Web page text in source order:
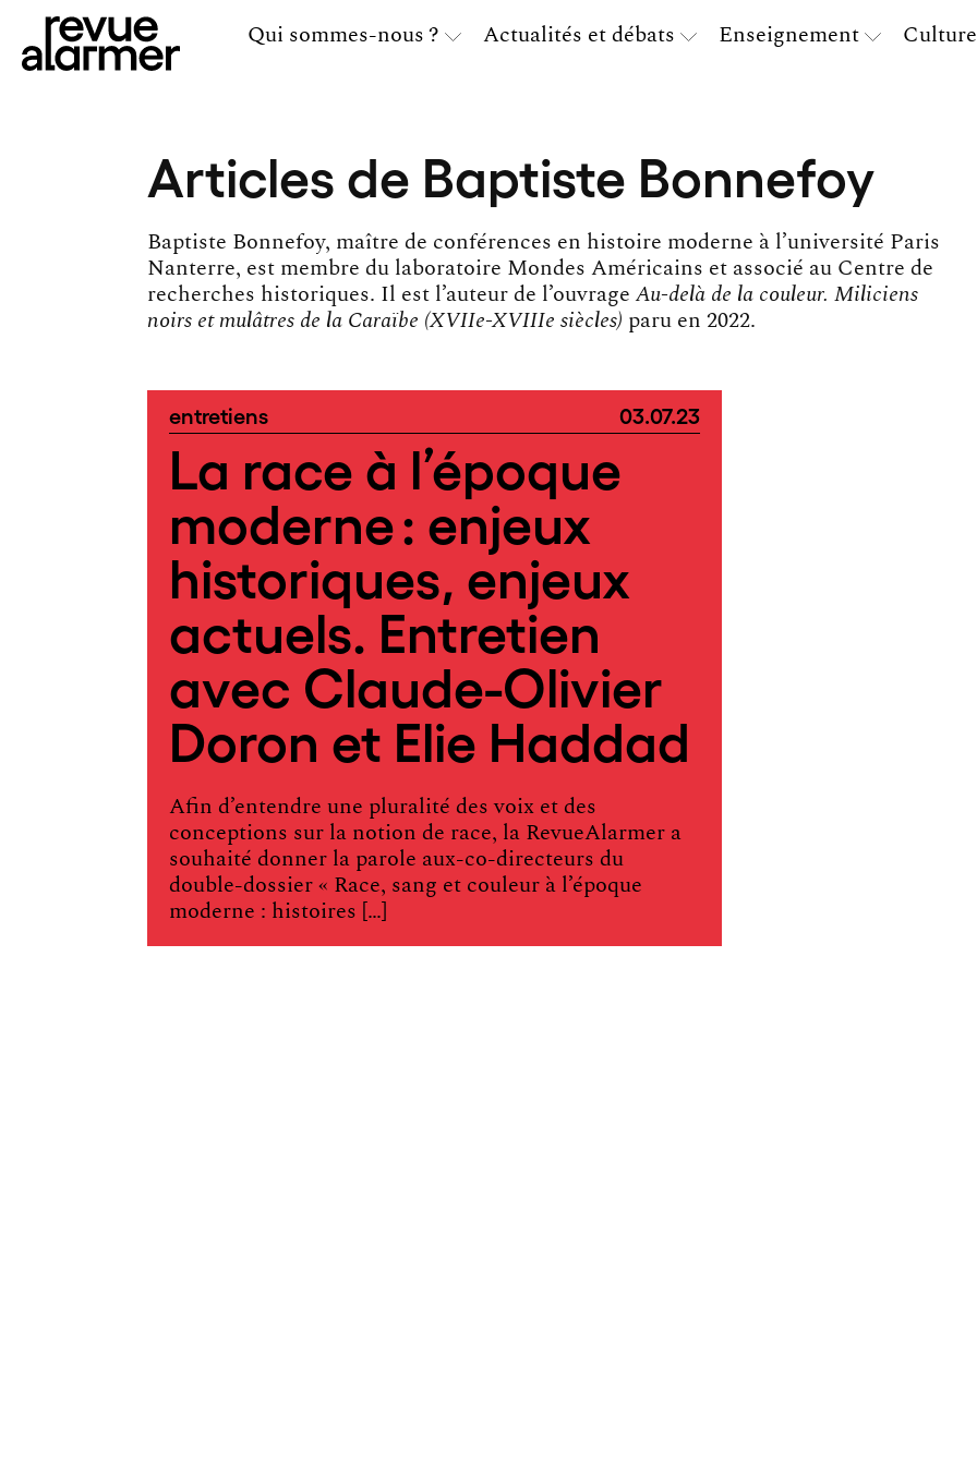
Qui sommes-nous ? Actualités et débats Enseignement Culture
Articles de Baptiste Bonnefoy
Baptiste Bonnefoy, maître de conférences en histoire moderne à l’université Paris
Nanterre, est membre du laboratoire Mondes Américains et associé au Centre de
recherches historiques. Il est l’auteur de l’ouvrageAu-delà de la couleur. Miliciens
noirs et mulâtres de la Caraïbe (XVIIe-XVIIIe siècles) paru en 2022.
entretiens 03.07.23
La race à l’époque
moderne : enjeux
historiques, enjeux
actuels. Entretien
avec Claude-Olivier
Doron et Elie Haddad
Afin d’entendre une pluralité des voix et des
conceptions sur la notion de race, la RevueAlarmer a
souhaité donner la parole aux-co-directeurs du
double-dossier « Race, sang et couleur à l’époque
moderne : histoires […]